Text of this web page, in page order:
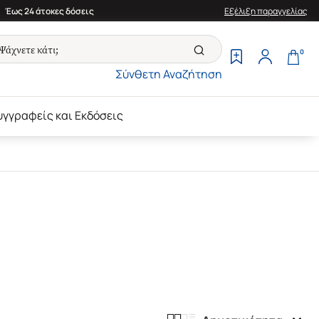
Έως 24 άτοκες δόσεις Εξέλιξη παραγγελίας
Σύνθετη Αναζήτηση
0
και Εκδόσεις